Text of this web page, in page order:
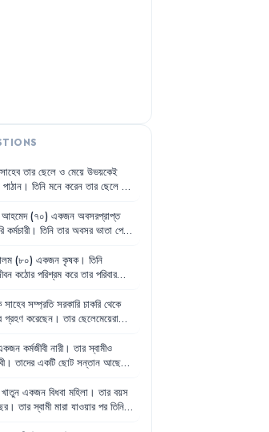
সাহেব তার ছেলে ও মেয়ে উভয়কেই
পাঠান । তিনি মনে করেন তার ছেলে বড়
চলে যাবে। তাই তিনি ছেলের
পেছনে বেশি খরচ করেন এবং
আহমেদ (৭০) একজন অবসরপ্রাপ্ত
কর্মচারী। তিনি তার অবসর ভাতা পেয়ে
ছেলে শহরে থাকে। তার স্ত্রী
। ফলে তিনি একাকীত্বে ভোগেন এবং
(৮০) একজন কৃষক। তিনি
কঠোর পরিশ্রম করে তার পরিবারকে
কাজ করতে পারেন না এবং তার কোনো
নেই। তার ছেলেরা তাকে সহযোগিতা
থাকেন।
সাহেব সম্প্রতি সরকারি চাকরি থেকে
গ্রহণ করেছেন । তার ছেলেমেয়েরা
। ফারুক সাহেব এখন বেশিরভাগ সময়
এবং নিজের পছন্দের কাজগুলো
শারীরিক জটিলতায় ভুগছেন কিন্তু
চিকিৎসার সুযোগ পাচ্ছেন না ।
কর্মজীবী নারী। তার স্বামীও
। তাদের একটি ছোট সন্তান আছে।
চাকরি ছেড়ে দিয়ে সন্তানের
করে। কিন্তু রিমা তার ব্যক্তিগত
খাতুন একজন বিধবা মহিলা । তার বয়স
। তার স্বামী মারা যাওয়ার পর তিনি